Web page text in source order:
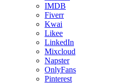
IMDB
Fiverr
Kwai
Likee
LinkedIn
Mixcloud
Napster
OnlyFans
Pinterest